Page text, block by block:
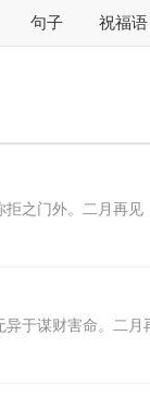
句子 祝福语
之门外。二月再见
于谋财害命。二月